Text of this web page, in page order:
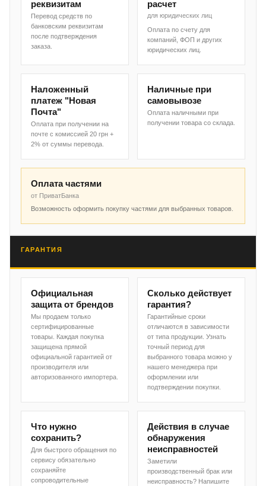
реквизитам
Перевод средств по
банковским реквизитам
после подтверждения
заказа.
расчет
для юридических лиц
Оплата по счету для
компаний, ФОП и других
юридических лиц.
Наложенный
платеж "Новая
Почта"
Оплата при получении на
почте с комиссией 20 грн +
2% от суммы перевода.
Наличные при
самовывозе
Оплата наличными при
получении товара со склада.
Оплата частями
от ПриватБанка
Возможность оформить покупку частями для выбранных товаров.
ГАРАНТИЯ
Официальная
защита от брендов
Мы продаем только
сертифицированные
товары. Каждая покупка
защищена прямой
официальной гарантией от
производителя или
авторизованного импортера.
Сколько действует
гарантия?
Гарантийные сроки
отличаются в зависимости
от типа продукции. Узнать
точный период для
выбранного товара можно у
нашего менеджера при
оформлении или
подтверждении покупки.
Что нужно
сохранить?
Для быстрого обращения по
сервису обязательно
сохраняйте
сопроводительные
Действия в случае
обнаружения
неисправностей
Заметили
производственный брак или
неисправность? Напишите